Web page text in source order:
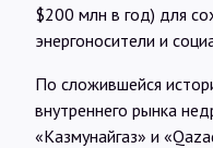
$200 млн в год) для
энергоносители и
По сложившейся
внутреннего рынка
«Казмунайгаз» и